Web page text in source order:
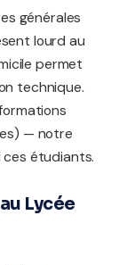
générales
lourd au
permet
technique.
— notre
étudiants.
Lycée